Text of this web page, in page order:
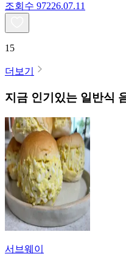
조회수 97226.07.11
15
더보기
지금 인기있는 일반식
서브웨이